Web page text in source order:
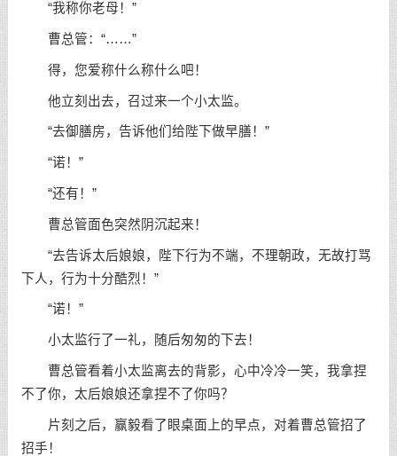
“我称你老母！”
曹总管：“……”
得，您爱称什么称什么吧！
他立刻出去，召过来一个小太监。
“去御膳房，告诉他们给陛下做早膳！”
“诺！”
“还有！”
曹总管面色突然阴沉起来！
“去告诉太后娘娘，陛下行为不端，不理朝政，无故打骂
下人，行为十分酷烈！”
“诺！”
小太监行了一礼，随后匆匆的下去！
曹总管看着小太监离去的背影，心中冷冷一笑，我拿捏
不了你，太后娘娘还拿捏不了你吗？
片刻之后，赢毅看了眼桌面上的早点，对着曹总管招了
招手！